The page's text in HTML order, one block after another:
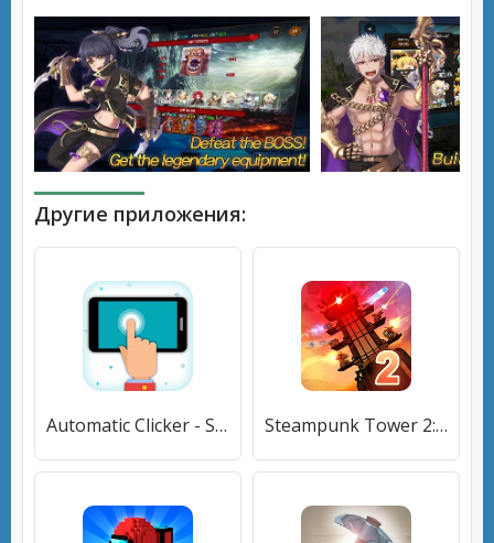
Другие приложения:
Automatic Clicker - Super Fast Clicker, Easy Touch Steampunk Tower 2: The One Tower Defense Strategy